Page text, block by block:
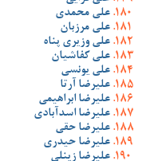
علی محمدی
علی مرزبان
علی وزیری پناه
علی کفاشیان
علی یونسی
علیرضا آرتا
علیرضا ابراهیمی
علیرضا اسدآبادی
علیرضا حقی
علیرضا حیدری
علیرضا زینلی